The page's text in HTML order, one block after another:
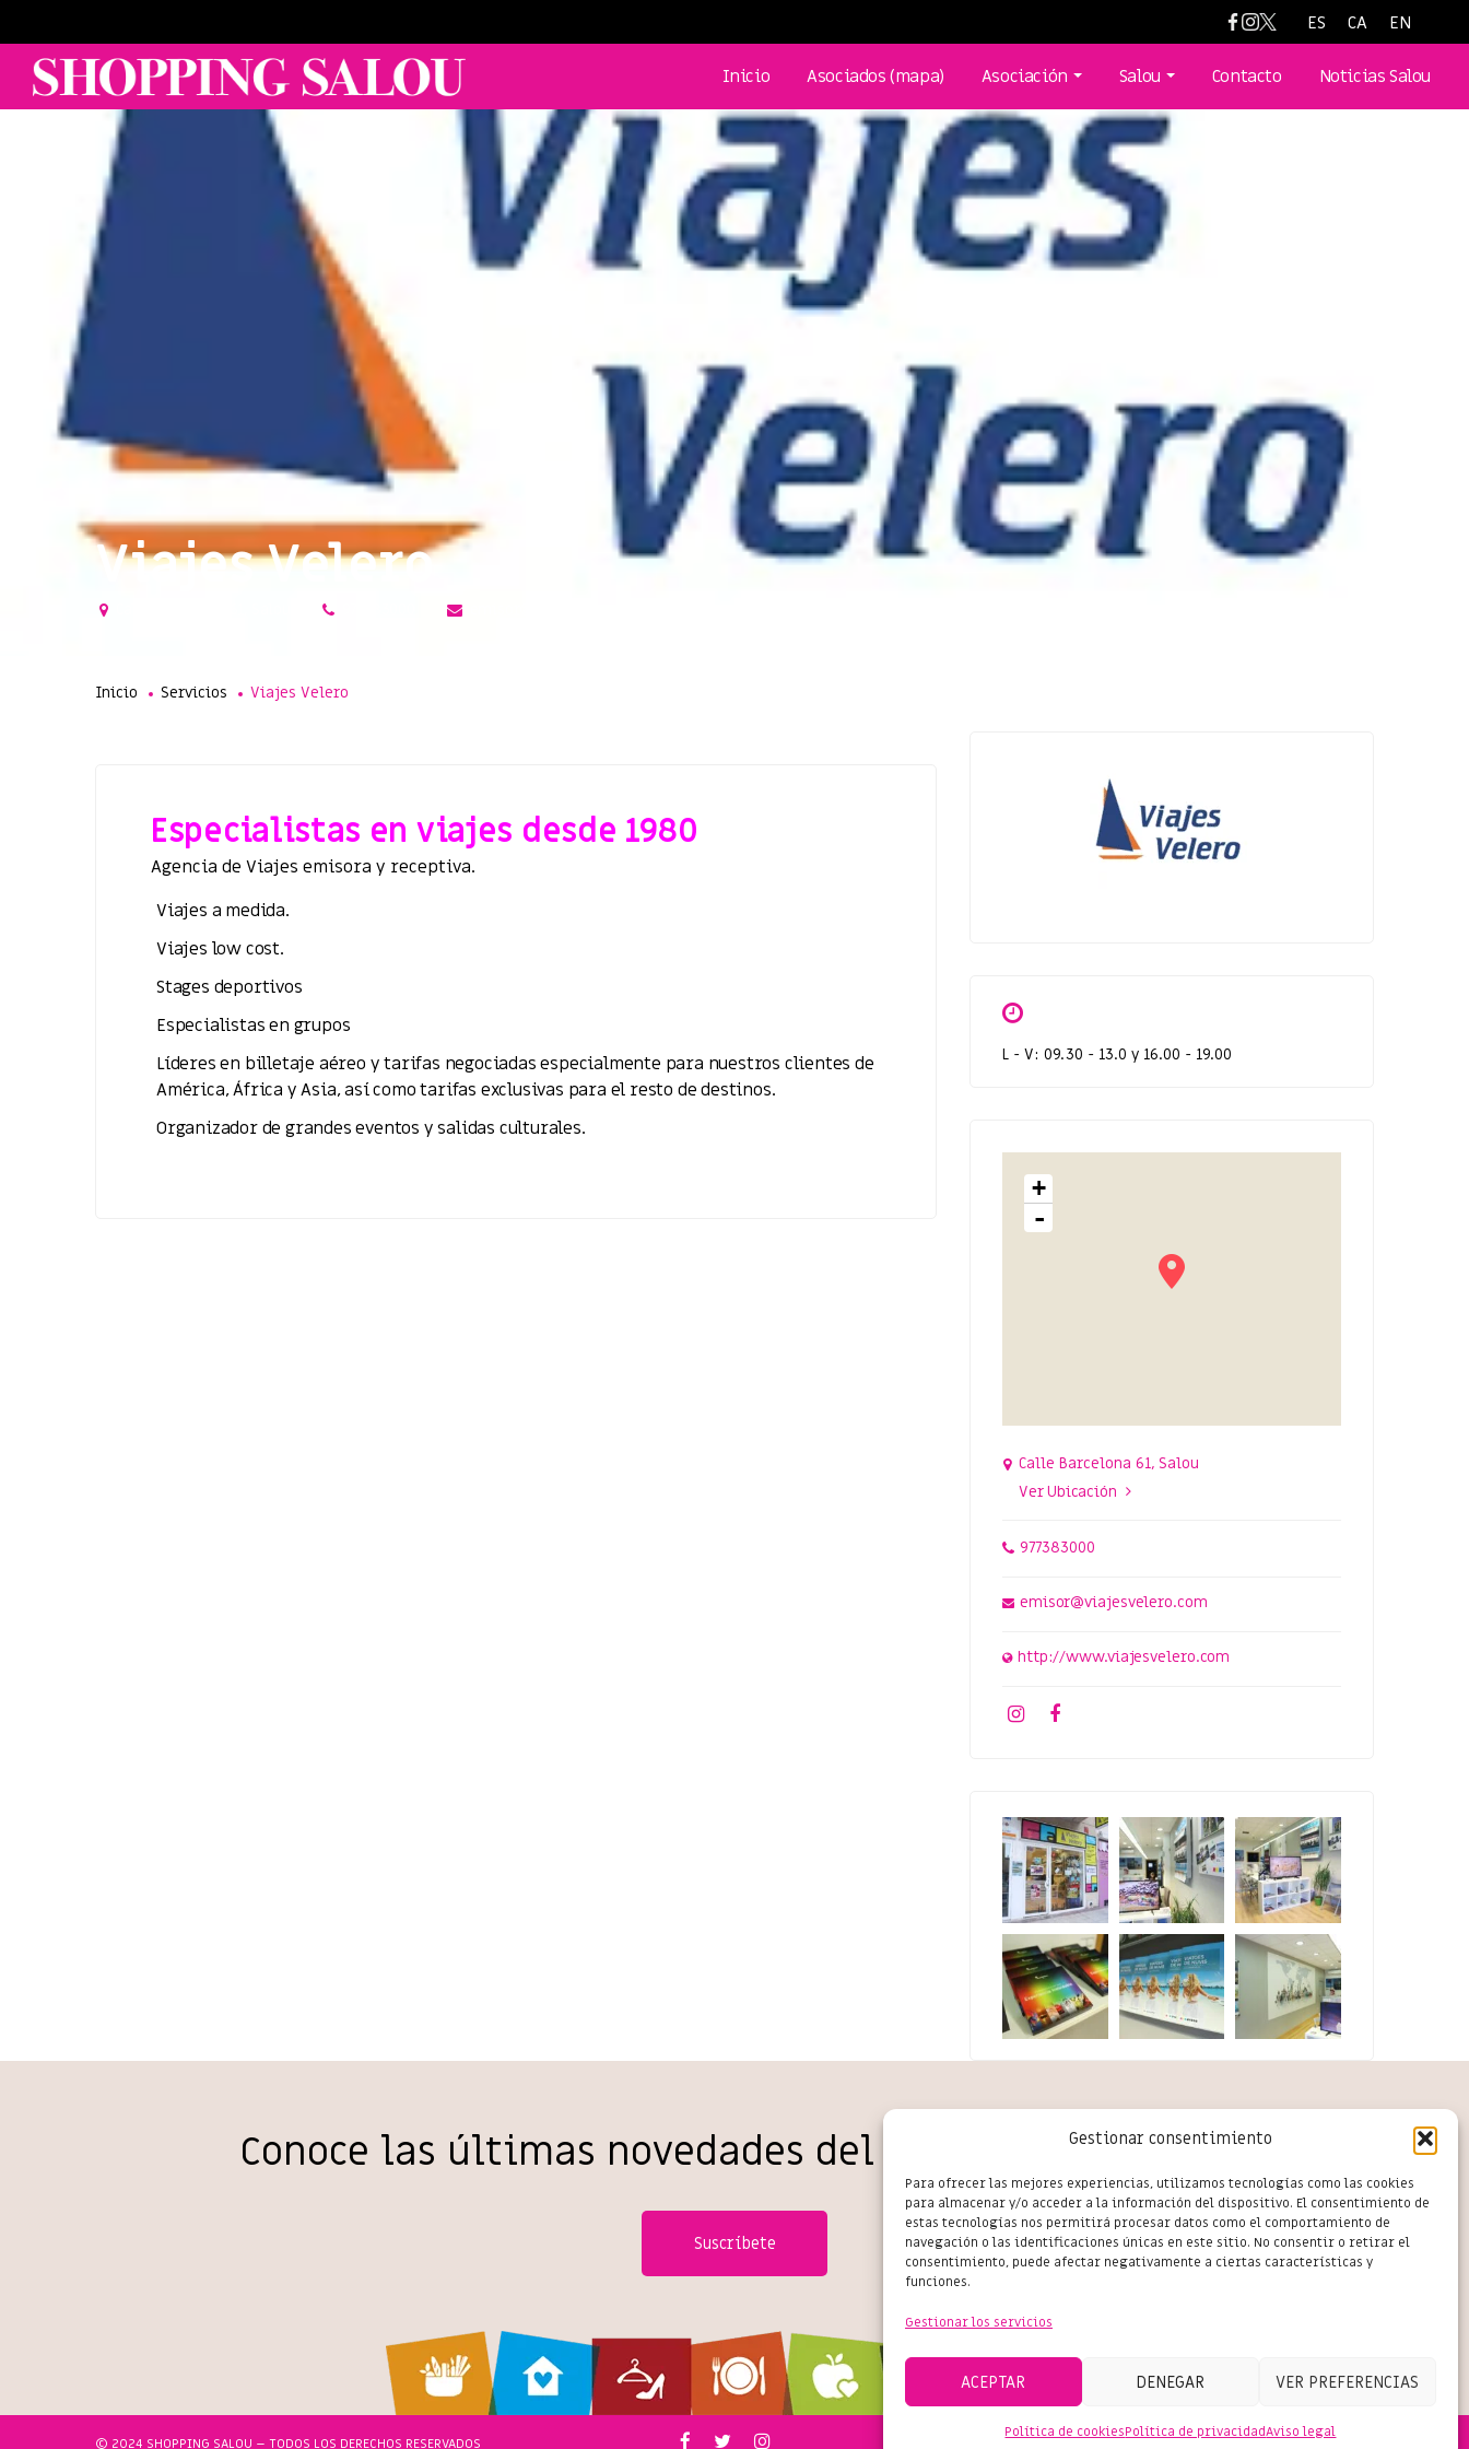
Gestionar consentimiento
Para ofrecer las mejores experiencias, utilizamos tecnologías como las cookies
para almacenar y/o acceder a la información del dispositivo. El consentimiento de
estas tecnologías nos permitirá procesar datos como el comportamiento de
navegación o las identificaciones únicas en este sitio. No consentir o retirar el
consentimiento, puede afectar negativamente a ciertas características y
funciones.
Gestionar los servicios
ACEPTAR DENEGAR VER PREFERENCIAS
Política de cookiesPolítica de privacidadAviso legal
ES CA EN
Inicio Asociados (mapa) Asociación Salou Contacto Noticias Salou
Viajes Velero
Inicio Servicios Viajes Velero
Especialistas en viajes desde 1980
Agencia de Viajes emisora y receptiva.
Viajes a medida.
Viajes low cost.
Stages deportivos
Especialistas en grupos
Líderes en billetaje aéreo y tarifas negociadas especialmente para nuestros clientes de
América, África y Asia, así como tarifas exclusivas para el resto de destinos.
Organizador de grandes eventos y salidas culturales.
L - V: 09.30 - 13.0 y 16.00 - 19.00
+
-
Calle Barcelona 61, Salou
Ver Ubicación
977383000
emisor@viajesvelero.com
http://www.viajesvelero.com
Conoce las últimas novedades del comercio en Salou
Suscríbete
© 2024 SHOPPING SALOU – TODOS LOS DERECHOS RESERVADOS PRIVACY | COOKIES |